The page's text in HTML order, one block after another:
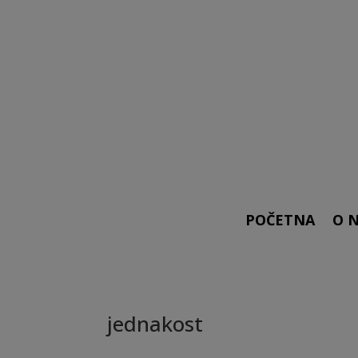
POČETNA O
jednakost